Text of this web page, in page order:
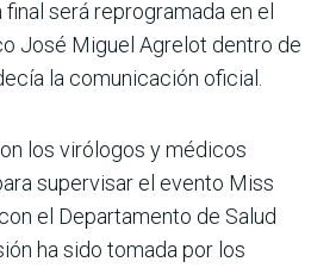
será reprogramada en el
José Miguel Agrelot dentro de
la comunicación oficial.
los virólogos y médicos
supervisar el evento Miss
el Departamento de Salud
ha sido tomada por los